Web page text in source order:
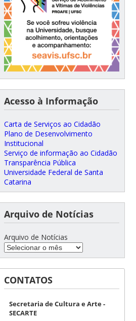
Acesso à Informação
Carta de Serviços ao Cidadão
Plano de Desenvolvimento
Institucional
Serviço de informação ao Cidadão
Transparência Pública
Universidade Federal de Santa
Catarina
Arquivo de Notícias
Arquivo de Notícias
CONTATOS
Secretaria de Cultura e Arte -
SECARTE